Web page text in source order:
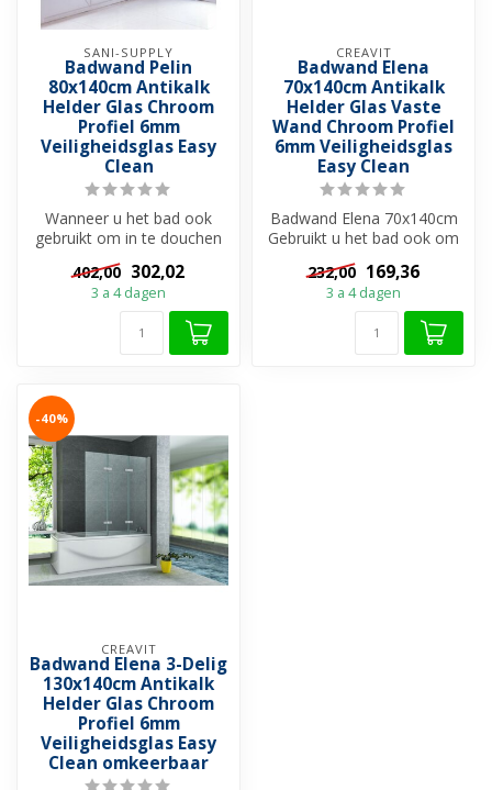
SANI-SUPPLY
Badwand Pelin
80x140cm Antikalk
Helder Glas Chroom
Profiel 6mm
Veiligheidsglas Easy
Clean
Wanneer u het bad ook
gebruikt om in te douchen
dan is het raadzaam om
een badwa...
402,00 302,02
3 a 4 dagen
CREAVIT
Badwand Elena
70x140cm Antikalk
Helder Glas Vaste
Wand Chroom Profiel
6mm Veiligheidsglas
Easy Clean
Badwand Elena 70x140cm
Gebruikt u het bad ook om
in te douchen? Dan is een
badw...
232,00 169,36
3 a 4 dagen
-40%
CREAVIT
Badwand Elena 3-Delig
130x140cm Antikalk
Helder Glas Chroom
Profiel 6mm
Veiligheidsglas Easy
Clean omkeerbaar